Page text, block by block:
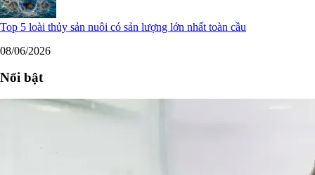
Top 5 loài thủy sản nuôi có sản lượng lớn nhất toàn cầu
08/06/2026
Nổi bật